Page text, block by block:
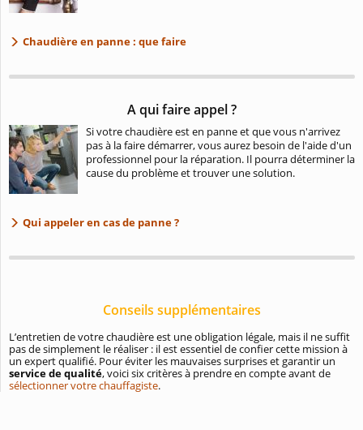
Chaudière en panne : que faire
A qui faire appel ?
Si votre chaudière est en panne et que vous n'arrivez
pas à la faire démarrer, vous aurez besoin de l'aide d'un
professionnel pour la réparation. Il pourra déterminer la
cause du problème et trouver une solution.
Qui appeler en cas de panne ?
Conseils supplémentaires
L’entretien de votre chaudière est une obligation légale, mais il ne suffit
pas de simplement le réaliser : il est essentiel de confier cette mission à
un expert qualifié. Pour éviter les mauvaises surprises et garantir un
service de qualité, voici six critères à prendre en compte avant de
sélectionner votre chauffagiste.